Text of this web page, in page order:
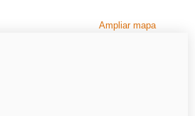
Ampliar mapa